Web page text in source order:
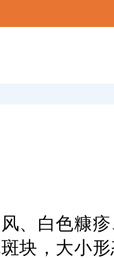
、白色糠
块，大小